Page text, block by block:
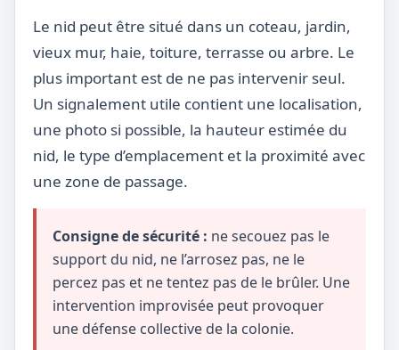
Le nid peut être situé dans un coteau, jardin,
vieux mur, haie, toiture, terrasse ou arbre. Le
plus important est de ne pas intervenir seul.
Un signalement utile contient une localisation,
une photo si possible, la hauteur estimée du
nid, le type d’emplacement et la proximité avec
une zone de passage.
Consigne de sécurité : ne secouez pas le
support du nid, ne l’arrosez pas, ne le
percez pas et ne tentez pas de le brûler. Une
intervention improvisée peut provoquer
une défense collective de la colonie.